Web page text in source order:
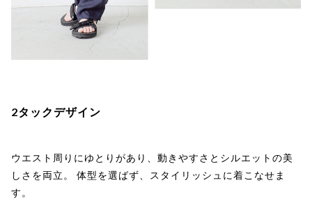
2タックデザイン
ウエスト周りにゆとりがあり、動きやすさとシルエットの美
しさを両立。 体型を選ばず、スタイリッシュに着こなせま
す。